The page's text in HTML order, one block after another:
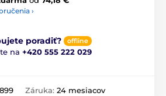
›
poradiť? offline
na +420 555 222 029
Záruka: 24 mesiacov